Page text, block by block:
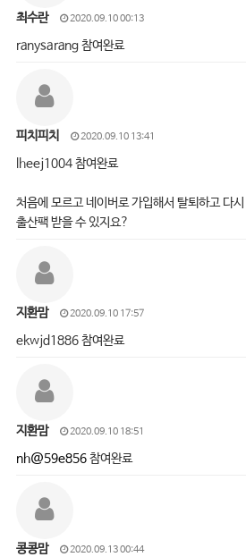
최수란 2020.09.10 00:13
ranysarang 참여완료
피치피치 2020.09.10 13:41
lheej1004 참여완료
처음에 모르고 네이버로 가입해서 탈퇴하고 다
출산팩 받을 수 있지요?
지환맘 2020.09.10 17:57
ekwjd1886 참여완료
지환맘 2020.09.10 18:51
nh@59e856참여완료
콩콩맘 2020.09.13 00:44